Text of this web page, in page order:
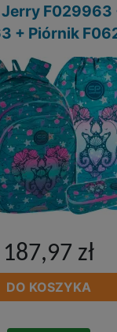
Jerry F029963
+ Piórnik
187,97 zł
DO KOSZYKA